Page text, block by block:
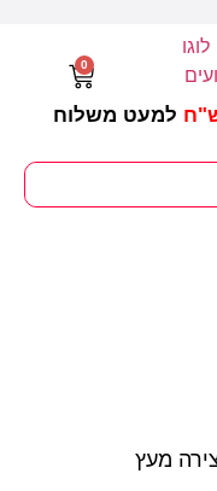
למעט משלוח
0